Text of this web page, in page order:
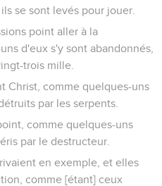
se sont levés pour jouer.
point aller à la
d'eux s'y sont abandonnés,
trois mille.
Christ, comme quelques-uns
par les serpents.
comme quelques-uns
par le destructeur.
en exemple, et elles
comme [étant] ceux